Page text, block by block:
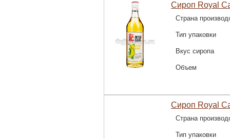
Сироп Royal
Страна
Тип упаковки
Вкус сиропа
Объем
Сироп Royal
Страна
Тип упаковки